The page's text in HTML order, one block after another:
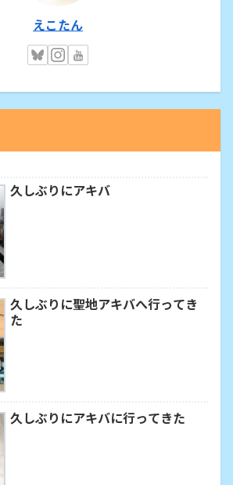
えこたん
久しぶりにアキバ
久しぶりに聖地アキバへ行ってき
た
久しぶりにアキバに行ってきた